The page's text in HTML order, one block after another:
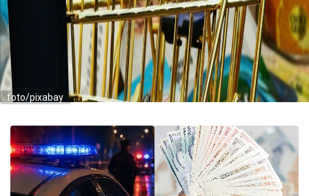
foto/pixabay